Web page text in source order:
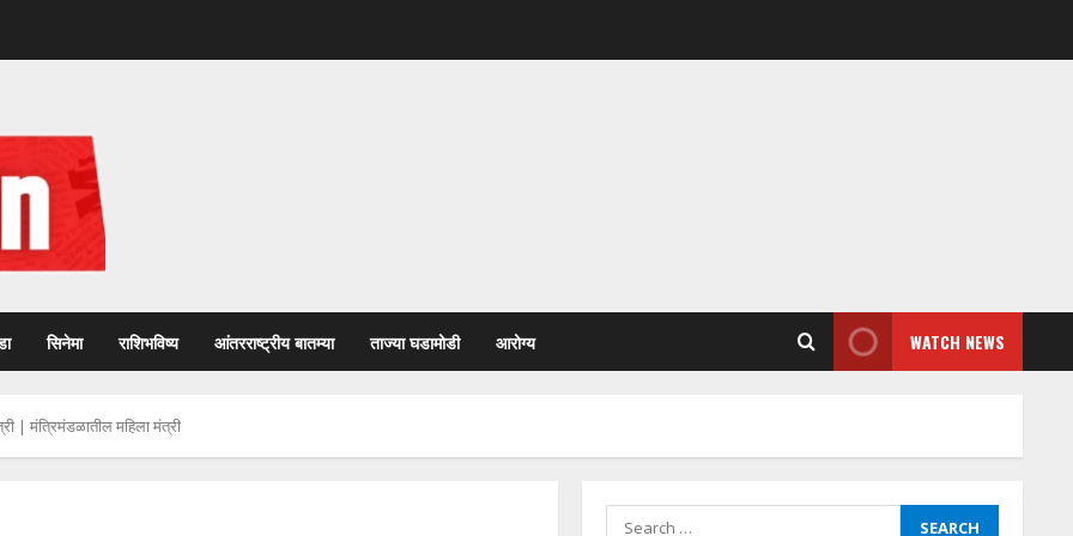
सिनेमा राशिभविष्य आंतरराष्ट्रीय बातम्या ताज्या घडामोडी आरोग्य WATCH NEWS
| मंत्रिमंडळातील महिला मंत्री
Search